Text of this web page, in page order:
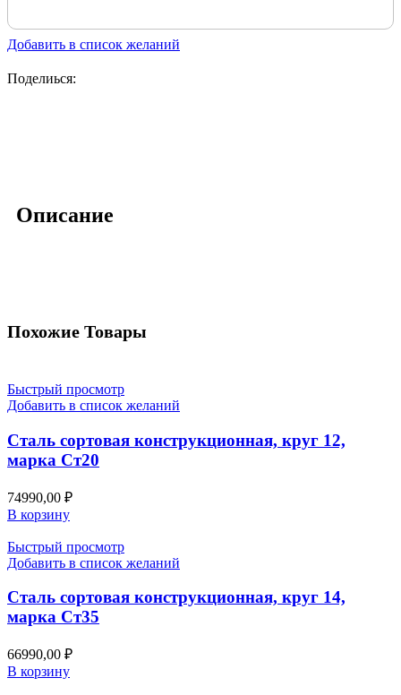
Добавить в список желаний
Поделиься:
Описание
Похожие Товары
Быстрый просмотр
Добавить в список желаний
Сталь сортовая конструкционная, круг 12,
марка Ст20
74990,00 ₽
В корзину
Быстрый просмотр
Добавить в список желаний
Сталь сортовая конструкционная, круг 14,
марка Ст35
66990,00 ₽
В корзину